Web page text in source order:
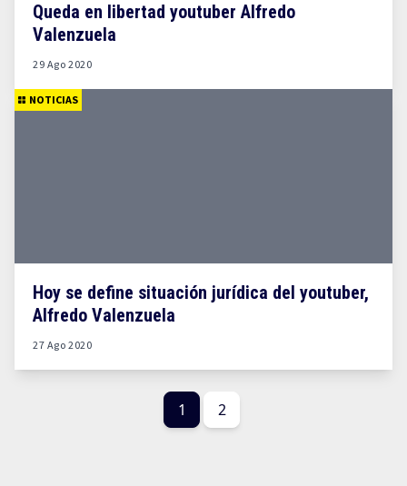
Queda en libertad youtuber Alfredo
Valenzuela
29 Ago 2020
NOTICIAS
Hoy se define situación jurídica del youtuber,
Alfredo Valenzuela
27 Ago 2020
1 2